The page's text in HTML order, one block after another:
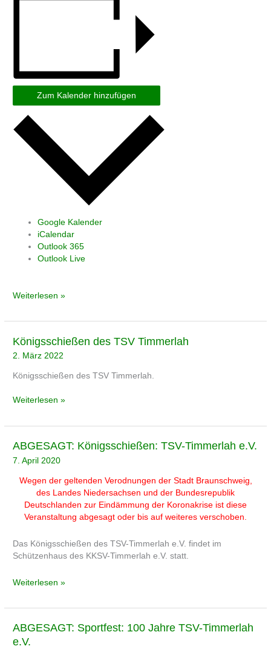
Zum Kalender hinzufügen
Google Kalender
iCalendar
Outlook 365
Outlook Live
Weiterlesen »
Königsschießen des TSV Timmerlah
2. März 2022
Königsschießen des TSV Timmerlah.
Königsschießen
des
Timmerlah
Weiterlesen »
ABGESAGT: Königsschießen: TSV-Timmerlah e.V.
7. April 2020
Wegen der geltenden Verodnungen der Stadt Braunschweig,
des Landes Niedersachsen und der Bundesrepublik
Deutschlanden zur Eindämmung der Koronakrise ist diese
Veranstaltung abgesagt oder bis auf weiteres verschoben.
Das Königsschießen des TSV-Timmerlah e.V. findet im
Schützenhaus des KKSV-Timmerlah e.V. statt.
ABGESAGT:
Königsschießen:
TSV-
Timmerlah
Weiterlesen »
ABGESAGT: Sportfest: 100 Jahre TSV-Timmerlah
e.V.
ABGESAGT:
Sportfest: